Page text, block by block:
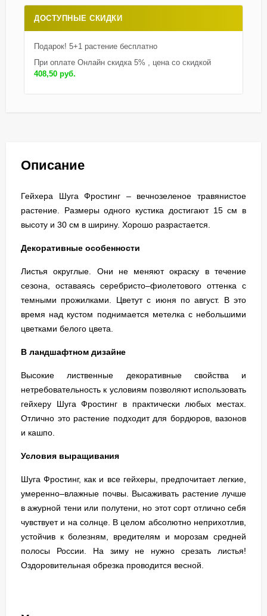
ДОСТУПНЫЕ СКИДКИ
Подарок! 5+1 растение бесплатно
При оплате Онлайн скидка 5% , цена со скидкой
408,50 руб.
Описание
Гейхера Шуга Фростинг – вечнозеленое травянистое
растение. Размеры одного кустика достигают 15 см в
высоту и 30 см в ширину. Хорошо разрастается.
Декоративные особенности
Листья округлые. Они не меняют окраску в течение
сезона, оставаясь серебристо–фиолетового оттенка с
темными прожилками. Цветут с июня по август. В это
время над кустом поднимается метелка с небольшими
цветками белого цвета.
В ландшафтном дизайне
Высокие лиственные декоративные свойства и
нетребовательность к условиям позволяют использовать
гейхеру Шуга Фростинг в практически любых местах.
Отлично это растение подходит для бордюров, вазонов
и кашпо.
Условия выращивания
Шуга Фростинг, как и все гейхеры, предпочитает легкие,
умеренно–влажные почвы. Высаживать растение лучше
в ажурной тени или полутени, но этот сорт отлично себя
чувствует и на солнце. В целом абсолютно неприхотлив,
устойчив к болезням, вредителям и морозам средней
полосы России. На зиму не нужно срезать листья!
Оздоровительная обрезка проводится весной.